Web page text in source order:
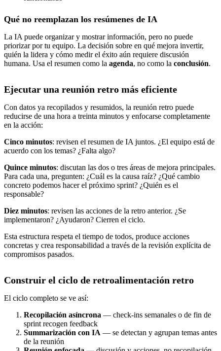
Qué no reemplazan los resúmenes de IA
La IA puede organizar y mostrar información, pero no puede
priorizar por tu equipo. La decisión sobre en qué mejora invertir,
quién la lidera y cómo medir el éxito aún requiere discusión
humana. Usa el resumen como la agenda, no como la conclusión.
Ejecutar una reunión retro más eficiente
Con datos ya recopilados y resumidos, la reunión retro puede
reducirse de una hora a treinta minutos y enfocarse completamente
en la acción:
Cinco minutos: revisen el resumen de IA juntos. ¿El equipo está de
acuerdo con los temas? ¿Falta algo?
Quince minutos: discutan las dos o tres áreas de mejora principales.
Para cada una, pregunten: ¿Cuál es la causa raíz? ¿Qué cambio
concreto podemos hacer el próximo sprint? ¿Quién es el
responsable?
Diez minutos: revisen las acciones de la retro anterior. ¿Se
implementaron? ¿Ayudaron? Cierren el ciclo.
Esta estructura respeta el tiempo de todos, produce acciones
concretas y crea responsabilidad a través de la revisión explícita de
compromisos pasados.
Construir el ciclo de retroalimentación retro
El ciclo completo se ve así:
Recopilación asíncrona — check-ins semanales o de fin de
sprint recogen feedback
Summarización con IA — se detectan y agrupan temas antes
de la reunión